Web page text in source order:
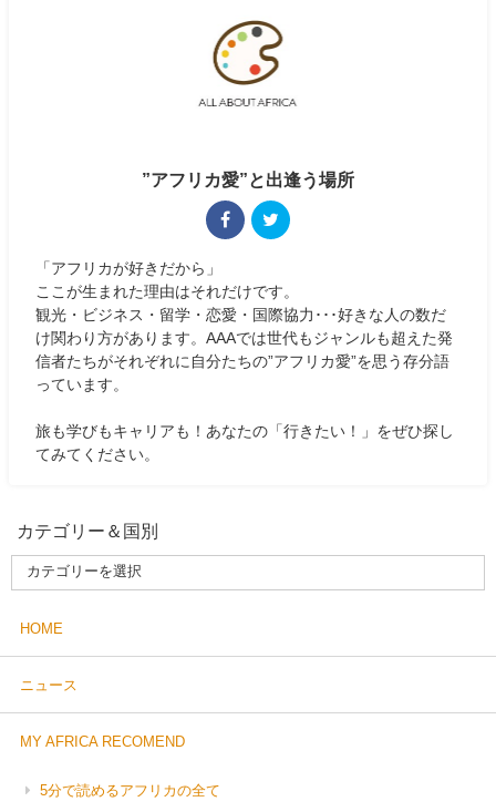
”アフリカ愛”と出逢う場所
「アフリカが好きだから」
ここが生まれた理由はそれだけです。
観光・ビジネス・留学・恋愛・国際協力･･･好きな人の数だ
け関わり方があります。AAAでは世代もジャンルも超えた発
信者たちがそれぞれに自分たちの”アフリカ愛”を思う存分語
っています。
旅も学びもキャリアも！あなたの「行きたい！」をぜひ探し
てみてください。
カテゴリー＆国別
HOME
ニュース
MY AFRICA RECOMEND
5分で読めるアフリカの全て